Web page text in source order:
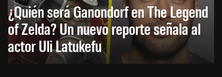
¿Quién será Ganondorf en The Legend
of Zelda? Un nuevo reporte señala al
actor Uli Latukefu